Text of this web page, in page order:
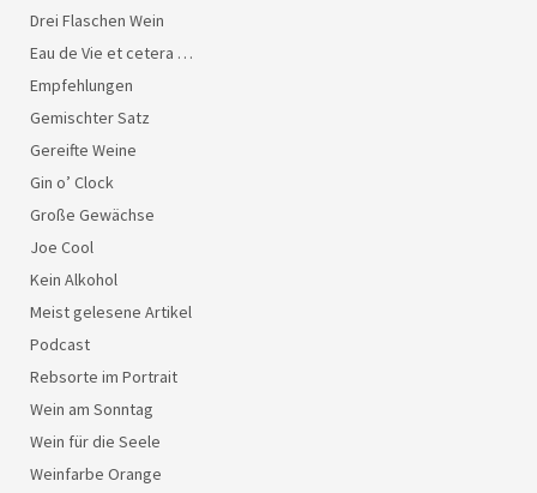
Drei Flaschen Wein
Eau de Vie et cetera …
Empfehlungen
Gemischter Satz
Gereifte Weine
Gin o’ Clock
Große Gewächse
Joe Cool
Kein Alkohol
Meist gelesene Artikel
Podcast
Rebsorte im Portrait
Wein am Sonntag
Wein für die Seele
Weinfarbe Orange